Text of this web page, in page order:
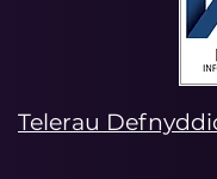
Telerau